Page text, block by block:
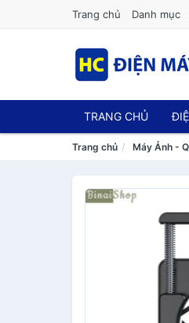
Trang chủ Danh mục
TRANG CHỦ
Trang chủ Máy Ảnh -